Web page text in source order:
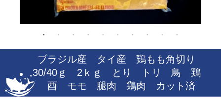
ブラジル産 タイ産 鶏もも角切り
30/40ｇ 2ｋｇ とり トリ 鳥 鶏
酉 モモ 腿肉 鶏肉 カット済